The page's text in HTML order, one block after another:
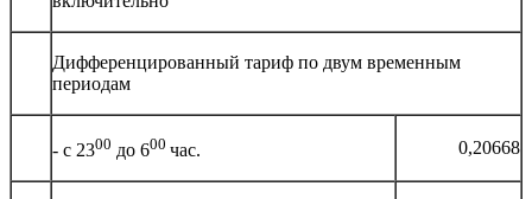
Дифференцированный тариф по двум временным
периодам
- с 2300 до 600 час. 0,20668